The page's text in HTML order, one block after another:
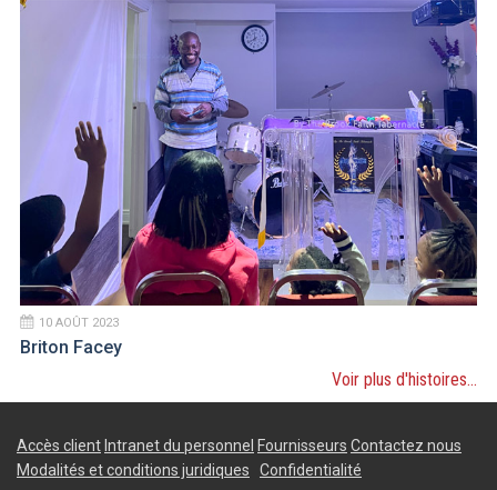
10 AOÛT 2023
Briton Facey
Voir plus d'histoires...
Accès clientIntranet du personnel Fournisseurs Contactez nous
Modalités et conditions juridiques
Confidentialité